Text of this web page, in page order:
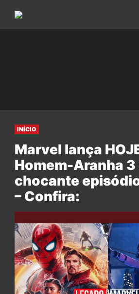
INÍCIO
Marvel lança
Homem-Aranha 3
chocante
– Confira: